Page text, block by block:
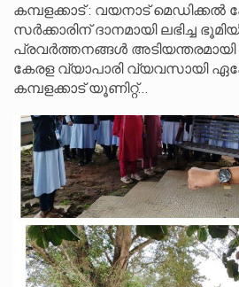
കമ്പളക്കാട് : വയനാട് മെഡിക്കൽ
സർക്കാരിന് ദാനമായി ലഭിച്ച
പ്രവർത്തനങ്ങൾ അടിയന്തരമായി
കേരള വ്യാപാരി വ്യവസായി
കമ്പളക്കാട് യൂണിറ്റ്…